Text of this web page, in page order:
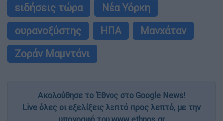
ειδήσεις τώρα
Νέα Υόρκη
ουρανοξύστης
ΗΠΑ
Μανχάταν
Ζοράν Μαμντάνι
Ακολούθησε το Έθνος στο Google News!
Live όλες οι εξελίξεις λεπτό προς λεπτό, με την